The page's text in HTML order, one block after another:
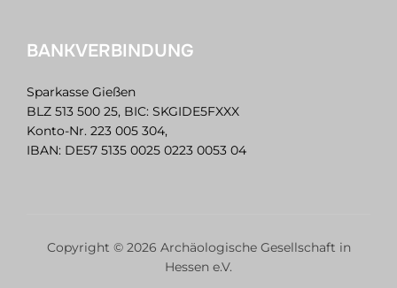
BANKVERBINDUNG
Sparkasse Gießen
BLZ 513 500 25, BIC: SKGIDE5FXXX
Konto-Nr. 223 005 304,
IBAN: DE57 5135 0025 0223 0053 04
Copyright © 2026 Archäologische Gesellschaft in
Hessen e.V.